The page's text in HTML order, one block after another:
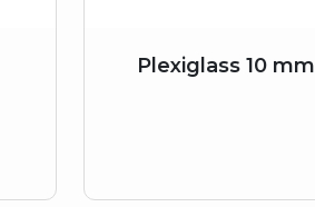
Plexiglass 10 mm